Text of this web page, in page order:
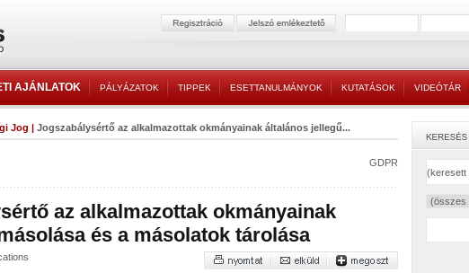
AJÁNLATOK PÁLYÁZATOK TIPPEK ESETTANULMÁNYOK KUTATÁSOK VIDEÓTÁR
Jog | Jogszabálysértő az alkalmazottak okmányainak általános jellegű...
GDPR
az alkalmazottak okmányainak
és a másolatok tárolása